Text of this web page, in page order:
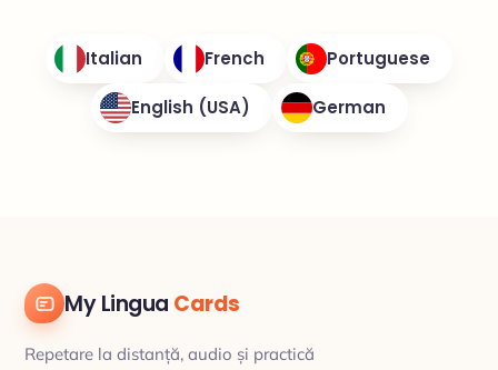
Italian French Portuguese
English (USA) German
My Lingua Cards
Repetare la distanță, audio și practică